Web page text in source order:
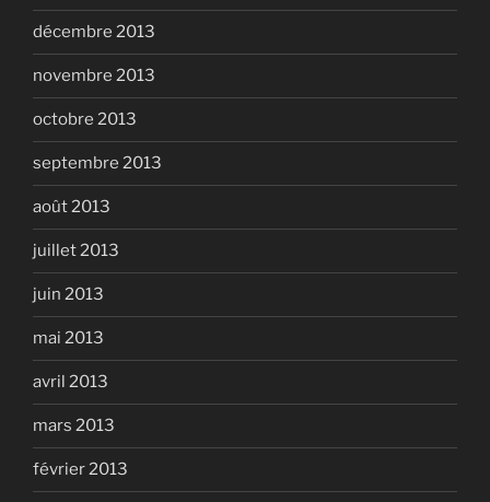
décembre 2013
novembre 2013
octobre 2013
septembre 2013
août 2013
juillet 2013
juin 2013
mai 2013
avril 2013
mars 2013
février 2013